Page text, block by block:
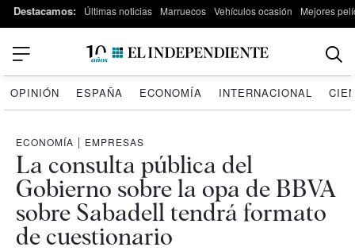
Destacamos: Últimas noticias Marruecos Vehículos ocasión Mejores
OPINIÓN ESPAÑA ECONOMÍA INTERNACIONAL
ECONOMÍA | EMPRESAS
La consulta pública del
Gobierno sobre la opa de BBVA
sobre Sabadell tendrá formato
de cuestionario